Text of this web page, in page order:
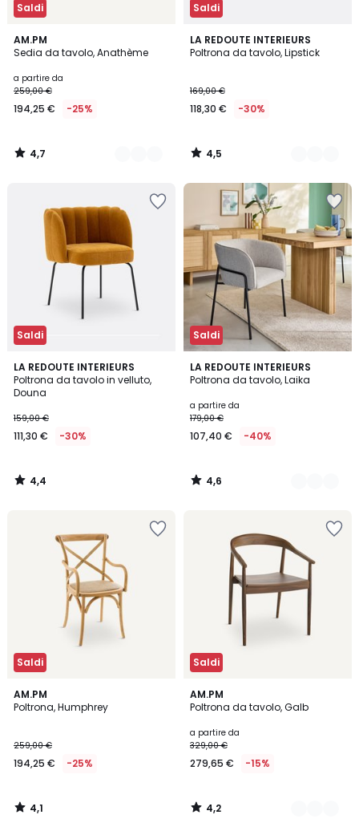
Saldi
AM.PM
Sedia da tavolo, Anathème
a partire da
259,00 €
194,25 € -25%
4,7
/ 5
2
Colori
4,7
/
Saldi
LA REDOUTE INTERIEURS
Poltrona da tavolo, Lipstick
169,00 €
118,30 € -30%
4,5
/ 5
2
Colori
4,5
/
Saldi
LA REDOUTE INTERIEURS
Poltrona da tavolo in velluto,
Douna
159,00 €
111,30 € -30%
4,4
/ 5
4,4
/
Saldi
LA REDOUTE INTERIEURS
Poltrona da tavolo, Laika
a partire da
179,00 €
107,40 € -40%
4,6
/ 5
2
Colori
4,6
/
Saldi
AM.PM
Poltrona, Humphrey
259,00 €
194,25 € -25%
4,1
/ 5
4,1
/
Saldi
AM.PM
Poltrona da tavolo, Galb
a partire da
329,00 €
279,65 € -15%
4,2
/ 5
2
Colori
4,2
/